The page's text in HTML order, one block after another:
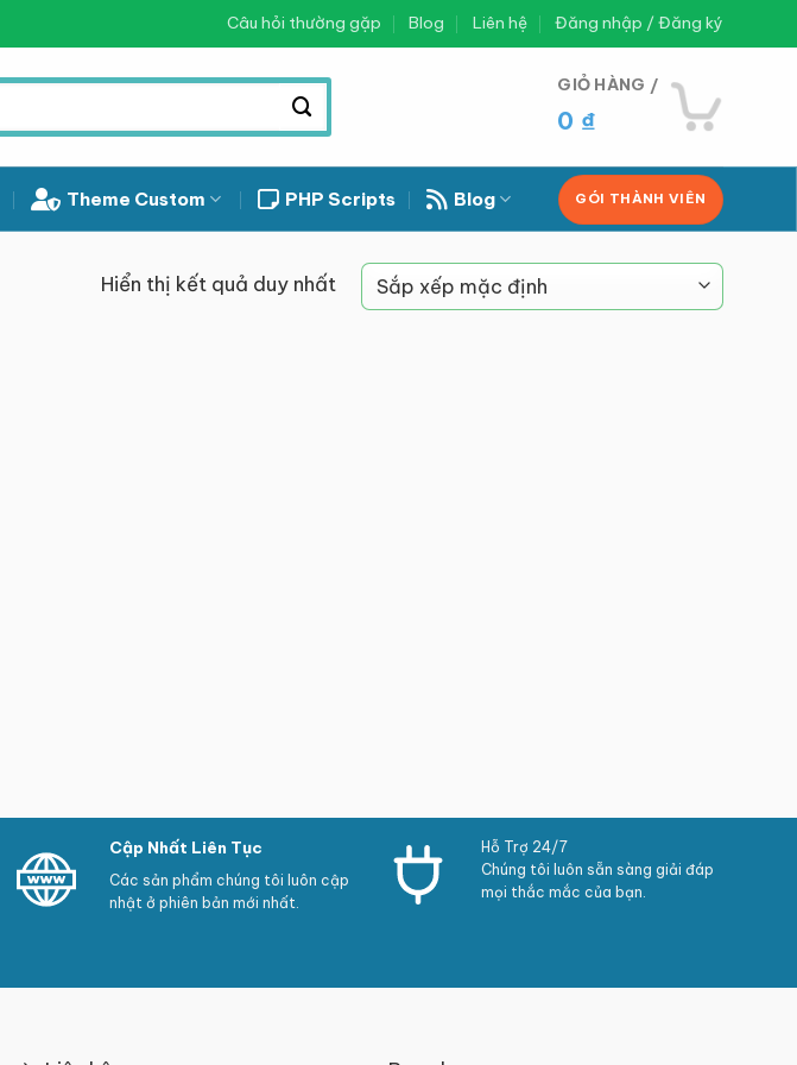
Câu hỏi thường gặp Blog Liên hệ Đăng nhập / Đăng ký
GIỎ HÀNG /
0 ₫
Theme Custom PHP Scripts Blog GÓI THÀNH VIÊN
Hiển thị kết quả duy nhất
Cập Nhất Liên Tục
Các sản phẩm chúng tôi luôn cập
nhật ở phiên bản mới nhất.
Hỗ Trợ 24/7
Chúng tôi luôn sẵn sàng giải đáp
mọi thắc mắc của bạn.